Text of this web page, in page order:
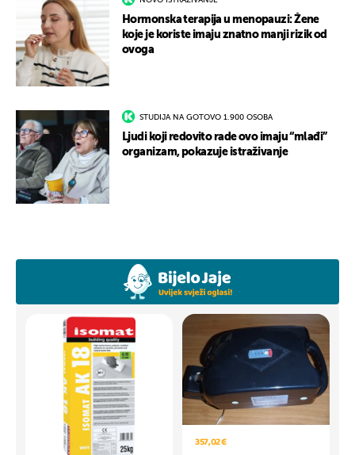
Hormonska terapija u menopauzi: Žene
koje je koriste imaju znatno manji rizik od
ovoga
STUDIJA NA GOTOVO 1.900 OSOBA
Ljudi koji redovito rade ovo imaju “mlađi”
organizam, pokazuje istraživanje
357,02 €